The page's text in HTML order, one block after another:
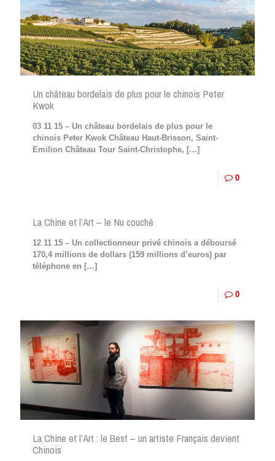
Un château bordelais de plus pour le chinois Peter
Kwok
03 11 15 – Un château bordelais de plus pour le
chinois Peter Kwok Château Haut-Brisson, Saint-
Emilion Château Tour Saint-Christophe, […]
0
La Chine et l’Art – le Nu couché
12 11 15 – Un collectionneur privé chinois a déboursé
170,4 millions de dollars (159 millions d’euros) par
téléphone en […]
0
La Chine et l’Art : le Best – un artiste Français devient
Chinois